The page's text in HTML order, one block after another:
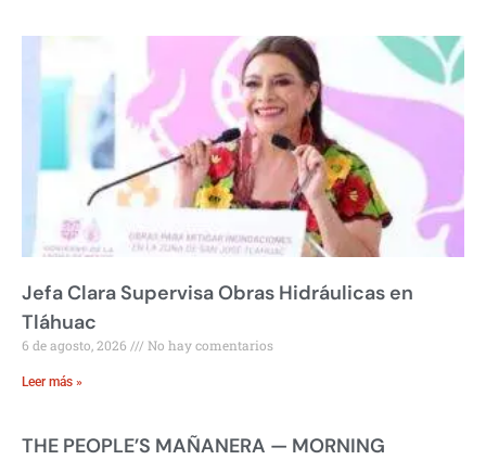
Jefa Clara Supervisa Obras Hidráulicas en
Tláhuac
6 de agosto, 2026 No hay comentarios
Leer más »
THE PEOPLE’S MAÑANERA — MORNING